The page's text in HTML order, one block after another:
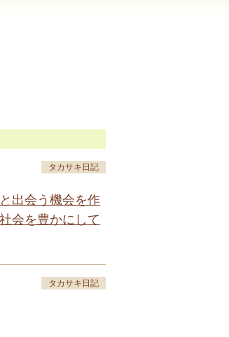
タカサキ日記
出会う機会を作
会を豊かにして
タカサキ日記